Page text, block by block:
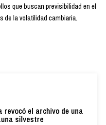
que buscan previsibilidad en el
de la volatilidad cambiaria.
el archivo de una
silvestre